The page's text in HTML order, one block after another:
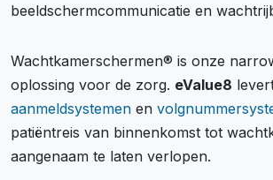
beeldschermcommunicatie en
Wachtkamerschermen® is onze
oplossing voor de zorg. eValue8
aanmeldsystemen en
patiëntreis van binnenkomst tot
aangenaam te laten verlopen.